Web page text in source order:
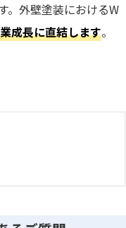
。外壁塗装におけるW
成長に直結します。